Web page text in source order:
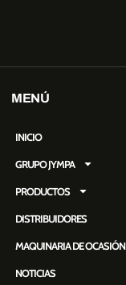
MENÚ
INICIO
GRUPO JYMPA
PRODUCTOS
DISTRIBUIDORES
MAQUINARIA DE OCASIÓN
NOTICIAS